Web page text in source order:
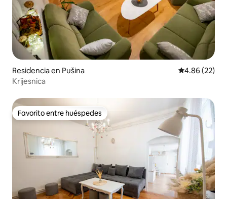
Residencia en Pušina Calificación
4.86 (22)
Krijesnica
Favorito entre huéspedes
Favorito entre huéspedes